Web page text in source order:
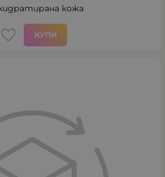
кожа
КУПИ